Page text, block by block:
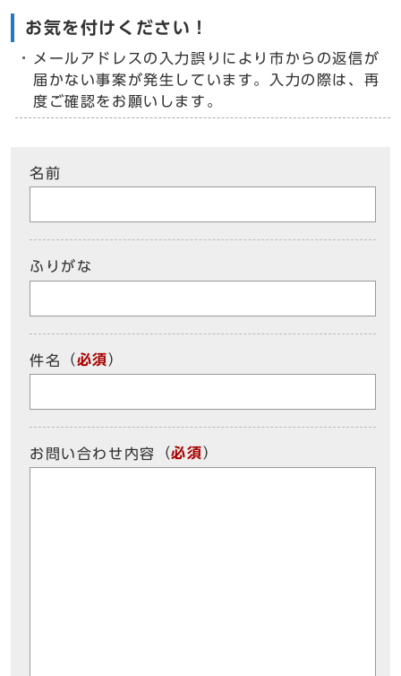
お気を付けください！
メールアドレスの入力誤りにより市からの返信が
届かない事案が発生しています。入力の際は、再
度ご確認をお願いします。
名前
ふりがな
件名 （必須）
お問い合わせ内容 （必須）